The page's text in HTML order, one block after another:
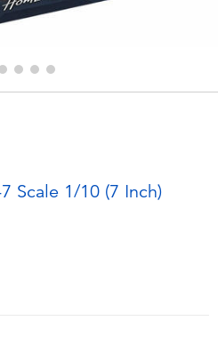
รู้
ะกีฬา
Scale 1/10 (7 Inch)